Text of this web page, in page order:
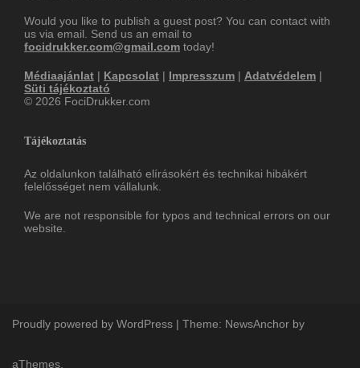
Would you like to publish a guest post? You can contact with
us via email. Send us an email to
focidrukker.com@gmail.com today!
Médiaajánlat | Kapcsolat | Impresszum | Adatvédelem |
Süti tájékoztató
© 2026 FociDrukker.com
Tájékoztatás
Az oldalunkon található elírásokért és technikai hibákért
felelősséget nem vállalunk.
We are not responsible for typos and technical errors on our
website.
Proudly powered by WordPress | Theme: NewsAnchor by
aThemes.